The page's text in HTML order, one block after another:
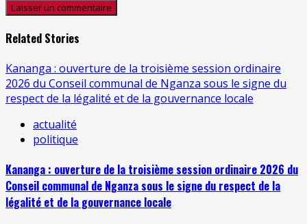
Related Stories
Kananga : ouverture de la troisième session ordinaire
2026 du Conseil communal de Nganza sous le signe du
respect de la légalité et de la gouvernance locale
actualité
politique
Kananga : ouverture de la troisième session ordinaire 2026 du
Conseil communal de Nganza sous le signe du respect de la
légalité et de la gouvernance locale